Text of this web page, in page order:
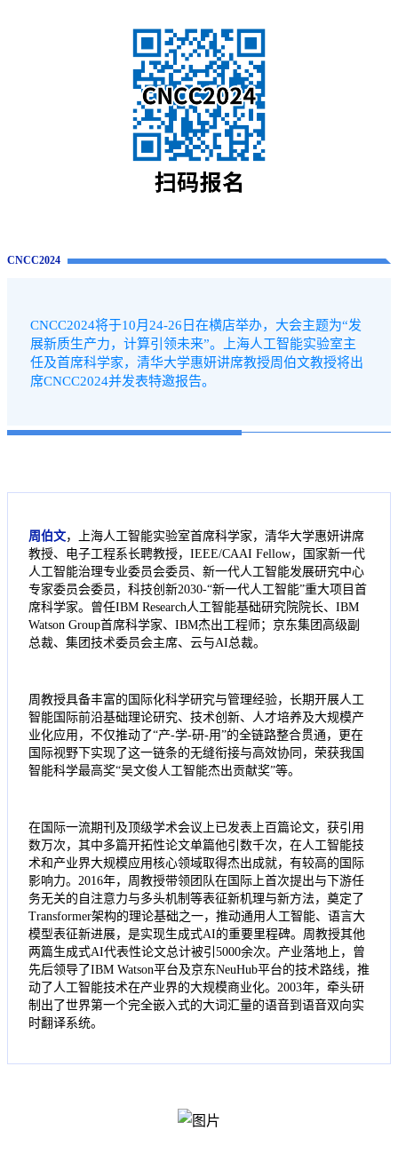
CNCC2024
CNCC2024将于10月24-26日在横店举办，大会主题为“发
展新质生产力，计算引领未来”。上海人工智能实验室主
任及首席科学家，清华大学惠妍讲席教授周伯文教授将出
席CNCC2024并发表特邀报告。
周伯文，上海人工智能实验室首席科学家，清华大学惠妍讲席
教授、电子工程系长聘教授，IEEE/CAAI Fellow，国家新一代
人工智能治理专业委员会委员、新一代人工智能发展研究中心
专家委员会委员，科技创新2030-“新一代人工智能”重大项目首
席科学家。曾任IBM Research人工智能基础研究院院长、IBM
Watson Group首席科学家、IBM杰出工程师；京东集团高级副
总裁、集团技术委员会主席、云与AI总裁。
周教授具备丰富的国际化科学研究与管理经验，长期开展人工
智能国际前沿基础理论研究、技术创新、人才培养及大规模产
业化应用，不仅推动了“产-学-研-用”的全链路整合贯通，更在
国际视野下实现了这一链条的无缝衔接与高效协同，荣获我国
智能科学最高奖“吴文俊人工智能杰出贡献奖”等。
在国际一流期刊及顶级学术会议上已发表上百篇论文，获引用
数万次，其中多篇开拓性论文单篇他引数千次，在人工智能技
术和产业界大规模应用核心领域取得杰出成就，有较高的国际
影响力。2016年，周教授带领团队在国际上首次提出与下游任
务无关的自注意力与多头机制等表征新机理与新方法，奠定了
Transformer架构的理论基础之一，推动通用人工智能、语言大
模型表征新进展，是实现生成式AI的重要里程碑。周教授其他
两篇生成式AI代表性论文总计被引5000余次。产业落地上，曾
先后领导了IBM Watson平台及京东NeuHub平台的技术路线，推
动了人工智能技术在产业界的大规模商业化。2003年，牵头研
制出了世界第一个完全嵌入式的大词汇量的语音到语音双向实
时翻译系统。